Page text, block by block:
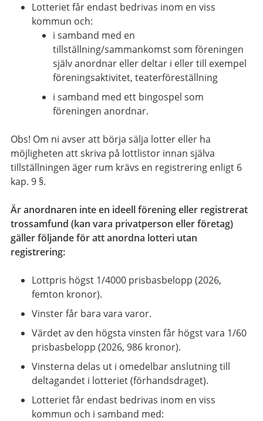
Lotteriet får endast bedrivas inom en viss
kommun och:
i samband med en
tillställning/sammankomst som föreningen
själv anordnar eller deltar i eller till exempel
föreningsaktivitet, teaterföreställning
i samband med ett bingospel som
föreningen anordnar.
Obs! Om ni avser att börja sälja lotter eller ha
möjligheten att skriva på lottlistor innan själva
tillställningen äger rum krävs en registrering enligt 6
kap. 9 §.
Är anordnaren inte en ideell förening eller registrerat
trossamfund (kan vara privatperson eller företag)
gäller följande för att anordna lotteri utan
registrering:
Lottpris högst 1/4000 prisbasbelopp (2026,
femton kronor).
Vinster får bara vara varor.
Värdet av den högsta vinsten får högst vara 1/60
prisbasbelopp (2026, 986 kronor).
Vinsterna delas ut i omedelbar anslutning till
deltagandet i lotteriet (förhandsdraget).
Lotteriet får endast bedrivas inom en viss
kommun och i samband med: